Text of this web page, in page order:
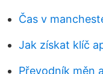
Čas v
Jak získat klíč
Převodník měn